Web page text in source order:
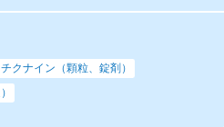
チクナイン（顆粒、錠剤）